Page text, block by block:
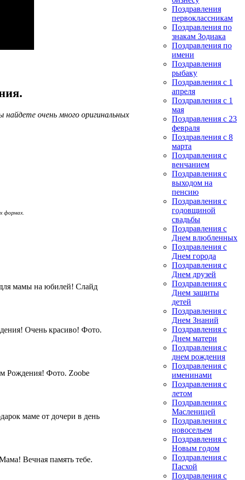
очень много оригинальных
формах.
мамы на юбилей! Слайд
Очень красиво! Фото.
Рождения! Фото. Zoobe
маме от дочери в день
Вечная память тебе.
Поздравления
первоклассникам
Поздравления по
знакам Зодиака
Поздравления по
имени
Поздравления
рыбаку
Поздравления с 1
апреля
Поздравления с 1
мая
Поздравления с 23
февраля
Поздравления с 8
марта
Поздравления с
венчанием
Поздравления с
выходом на
пенсию
Поздравления с
годовщиной
свадьбы
Поздравления с
Днем влюбленных
Поздравления с
Днем города
Поздравления с
Днем друзей
Поздравления с
Днем защиты
детей
Поздравления с
Днем Знаний
Поздравления с
Днем матери
Поздравления с
днем рождения
Поздравления с
именинами
Поздравления с
летом
Поздравления с
Масленицей
Поздравления с
новосельем
Поздравления с
Новым годом
Поздравления с
Пасхой
Поздравления с